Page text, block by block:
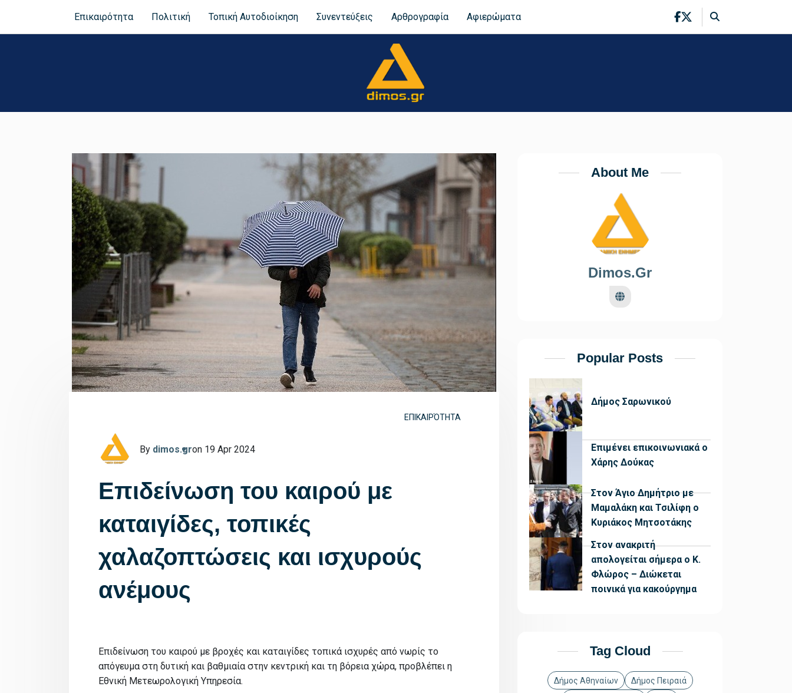
Επικαιρότητα Πολιτική Τοπική Αυτοδιοίκηση Συνεντεύξεις Αρθρογραφία Αφιερώματα
ΕΠΙΚΑΙΡΌΤΗΤΑ
By dimos.gron 19 Apr 2024
Επιδείνωση του καιρού με
καταιγίδες, τοπικές
χαλαζοπτώσεις και ισχυρούς
ανέμους
Επιδείνωση του καιρού με βροχές και καταιγίδες τοπικά ισχυρές από νωρίς το
απόγευμα στη δυτική και βαθμιαία στην κεντρική και τη βόρεια χώρα, προβλέπει η
Εθνική Μετεωρολογική Υπηρεσία.
About Me
Dimos.gr
Popular Posts
Δήμος Σαρωνικού
Επιμένει επικοινωνιακά ο
Χάρης Δούκας
Στον Άγιο Δημήτριο με
Μαμαλάκη και Τσιλίφη ο
Κυριάκος Μητσοτάκης
Στον ανακριτή
απολογείται σήμερα ο Κ.
Φλώρος – Διώκεται
ποινικά για κακούργημα
Tag Cloud
Δήμος Αθηναίων
Δήμος Πειραιά